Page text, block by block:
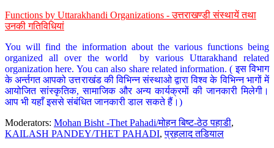
Functions by Uttarakhandi Organizations - उत्तराखण्डी संस्थायें तथा
उनकी गतिविधियां
You will find the information about the various functions being
organized all over the world by various Uttarakhand related
organization here. You can also share related information. ( इस विभाग
के अर्न्तगत आपको उत्तराखंड की विभिन्न संस्थाओ द्वारा विश्व के विभिन्न भागों में
आयोजित सांस्कृतिक, सामाजिक और अन्य कार्यक्रमों की जानकारी मिलेगी।
आप भी यहाँ इससे संबंधित जानकारी डाल सकते हैं।)
Moderators: Mohan Bisht -Thet Pahadi/मोहन बिष्ट-ठेठ पहाडी,
KAILASH PANDEY/THET PAHADI,प्रहलाद तडियाल